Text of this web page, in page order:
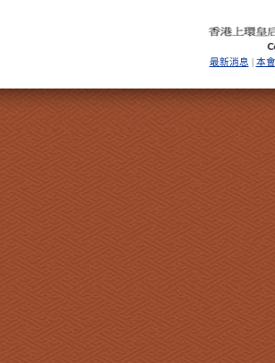
最新消息 本